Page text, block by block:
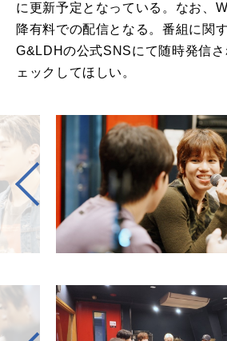
に更新予定となっている。なお、
降有料での配信となる。番組に関
G&LDHの公式SNSにて随時発信
ェックしてほしい。